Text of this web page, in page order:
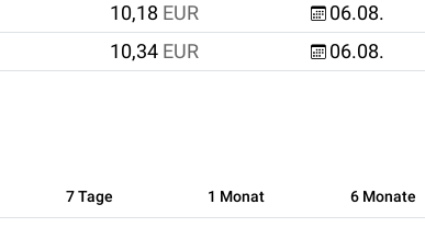
10,18 EUR
06.08.
10,34 EUR 06.08.
7 Tage 1 Monat 6 Monate